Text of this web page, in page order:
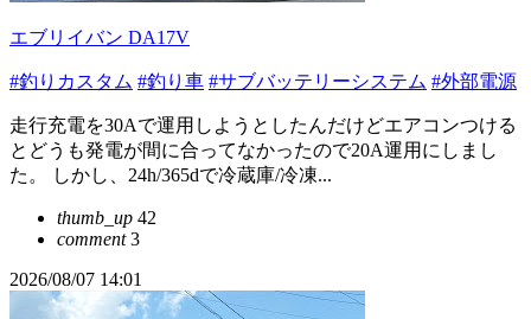
エブリイバン DA17V
#釣りカスタム #釣り車 #サブバッテリーシステム #外部電源
走行充電を30Aで運用しようとしたんだけどエアコンつける
とどうも発電が間に合ってなかったので20A運用にしまし
た。 しかし、24h/365dで冷蔵庫/冷凍...
thumb_up 42
comment3
2026/08/07 14:01